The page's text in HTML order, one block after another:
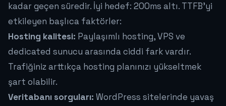
kadar geçen süredir. İyi hedef: 200ms altı. TTFB'yi
etkileyen başlıca faktörler:
Hosting kalitesi: Paylaşımlı hosting, VPS ve
dedicated sunucu arasında ciddi fark vardır.
Trafiğiniz arttıkça hosting planınızı yükseltmek
şart olabilir.
Veritabanı sorguları: WordPress sitelerinde yavaş